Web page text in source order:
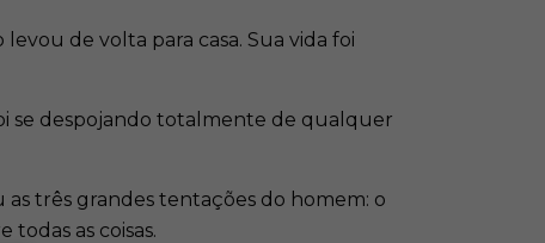
de volta para casa. Sua vida foi
se despojando totalmente de qualquer
três grandes tentações do homem: o
todas as coisas.